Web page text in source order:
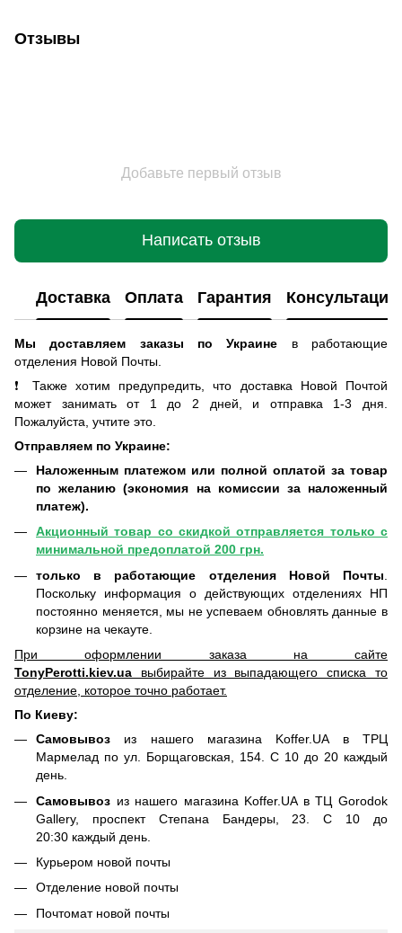
Отзывы
Добавьте первый отзыв
Написать отзыв
Доставка Оплата Гарантия Консультация
Мы доставляем заказы по Украине
в работающие
отделения Новой Почты
❗ Также хотим предупредить, что доставка Новой Почтой
может занимать от 1 до 2 дней, и отправка 1-3 дня.
Пожалуйста, учтите это.
Отправляем по Украине:
Наложенным платежом или полной оплатой за товар
по желанию (экономия на комиссии за наложенный
платеж).
Акционный товар со скидкой отправляется только с
минимальной предоплатой 200 грн.
только в работающие отделения Новой Почты
Поскольку информация о действующих отделениях НП
постоянно меняется, мы не успеваем обновлять данные в
корзине на чекауте.
При оформлении заказа на сайте
TonyPerotti.kiev.ua выбирайте из выпадающего списка то
отделение, которое точно работает.
По Киеву:
Самовывоз из нашего магазина Koffer.UA в ТРЦ
Мармелад по ул. Борщаговская, 154. С 10 до 20 каждый
день.
Самовывоз из нашего магазина Koffer.UA в ТЦ Gorodok
Gallery, проспект Степана Бандеры, 23. С 10 до
20:30 каждый день.
Курьером новой почты
Отделение новой почты
Почтомат новой почты